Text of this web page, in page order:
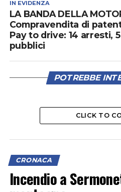
IN EVIDENZA
LA BANDA DELLA
Compravendita di
Pay to drive: 14 arresti,
pubblici
POTREBBE
CLICK TO
CRONACA
Incendio a